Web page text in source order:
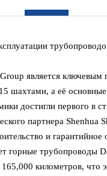
является ключевым
шахтами, а её
достигли первого в
партнера Shenhua
и
горные трубопроводы
километров, что